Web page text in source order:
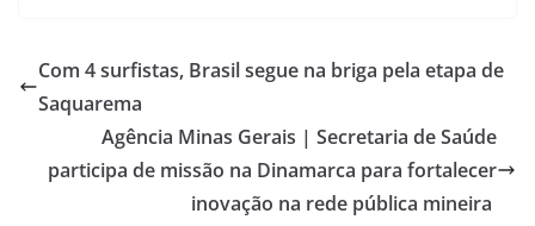
Com 4 surfistas, Brasil segue na briga pela etapa de
Saquarema
Agência Minas Gerais | Secretaria de Saúde
participa de missão na Dinamarca para fortalecer
inovação na rede pública mineira